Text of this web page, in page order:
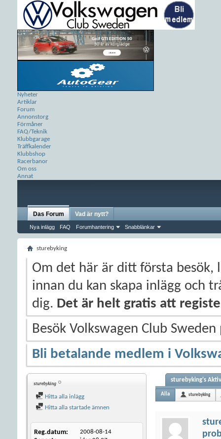
Nyheter
Artiklar
Forum
Annonstorg
Förmåner
FAQ/Teknik
Klubbgarage
Träffkalender
Klubbshop
Racerbanor
Om oss
Annat
Das Forum
Nya inlägg FAQ Forumhantering Snabblänkar
Vad är nytt?
sturebyking
Om det här är ditt första besök,
innan du kan skapa inlägg och
dig. Det är helt gratis att
Besök Volkswagen Club
Bli betalande medlem i
sturebyking
Hitta alla inlägg
Hitta alla startade ämnen
Reg.datum 2008-08-14
sturebyking's
Alla sturebyking